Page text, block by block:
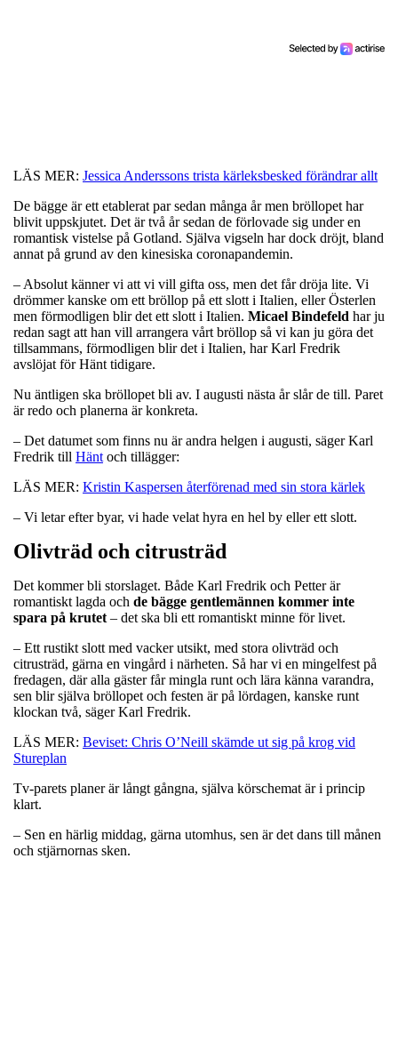
LÄS MER: Jessica Anderssons trista kärleksbesked förändrar allt
De bägge är ett etablerat par sedan många år men bröllopet har
blivit uppskjutet. Det är två år sedan de förlovade sig under en
romantisk vistelse på Gotland. Själva vigseln har dock dröjt, bland
annat på grund av den kinesiska coronapandemin.
– Absolut känner vi att vi vill gifta oss, men det får dröja lite. Vi
drömmer kanske om ett bröllop på ett slott i Italien, eller Österlen
men förmodligen blir det ett slott i Italien. Micael Bindefeld har ju
redan sagt att han vill arrangera vårt bröllop så vi kan ju göra det
tillsammans, förmodligen blir det i Italien, har Karl Fredrik
avslöjat för Hänt tidigare.
Nu äntligen ska bröllopet bli av. I augusti nästa år slår de till. Paret
är redo och planerna är konkreta.
– Det datumet som finns nu är andra helgen i augusti, säger Karl
Fredrik till Hänt och tillägger:
LÄS MER: Kristin Kaspersen återförenad med sin stora kärlek
– Vi letar efter byar, vi hade velat hyra en hel by eller ett slott.
Olivträd och citrusträd
Det kommer bli storslaget. Både Karl Fredrik och Petter är
romantiskt lagda och de bägge gentlemännen kommer inte
spara på krutet – det ska bli ett romantiskt minne för livet.
– Ett rustikt slott med vacker utsikt, med stora olivträd och
citrusträd, gärna en vingård i närheten. Så har vi en mingelfest på
fredagen, där alla gäster får mingla runt och lära känna varandra,
sen blir själva bröllopet och festen är på lördagen, kanske runt
klockan två, säger Karl Fredrik.
LÄS MER: Beviset: Chris O’Neill skämde ut sig på krog vid
Stureplan
Tv-parets planer är långt gångna, själva körschemat är i princip
klart.
– Sen en härlig middag, gärna utomhus, sen är det dans till månen
och stjärnornas sken.